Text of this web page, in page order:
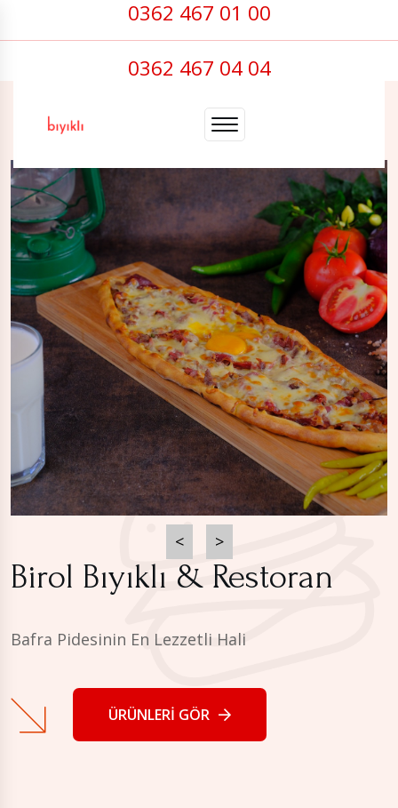
0362 467 01 00
0362 467 04 04
Birol Bıyıklı & Restoran
Bafra Pidesinin En Lezzetli Hali
ÜRÜNLERI GÖR
< >